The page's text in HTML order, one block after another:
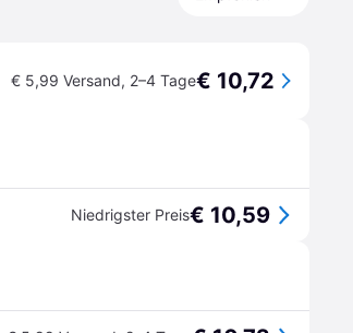
€ 5,99 Versand, 2–4 Tage€ 10,72
Niedrigster Preis€ 10,59